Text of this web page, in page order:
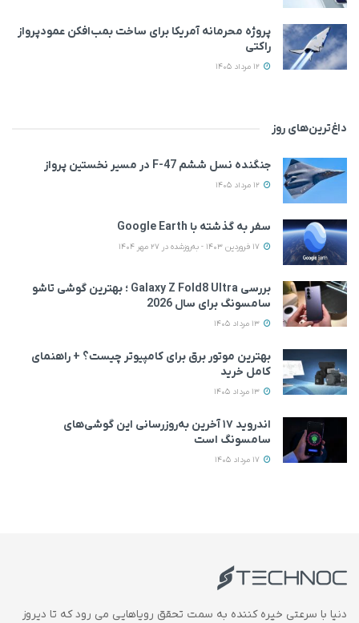
پروژه محرمانه آمریکا برای ساخت بمب‌افکن عمودپرواز
راکتی
داغ‌ترین‌های روز
جنگنده نسل ششم F-47 در مسیر نخستین پرواز
سفر به گذشته با Google Earth
بررسی Galaxy Z Fold8 Ultra ؛ بهترین گوشی تاشو
سامسونگ برای سال 2026
بهترین موتور برق برای کامپیوتر چیست؟ + راهنمای
کامل خرید
اندروید ۱۷ آخرین به‌روزرسانی این گوشی‌های
سامسونگ است
دنیا با سرعتی خیره کننده به سمت تحقق رویاهایی می رود که تا دیروز